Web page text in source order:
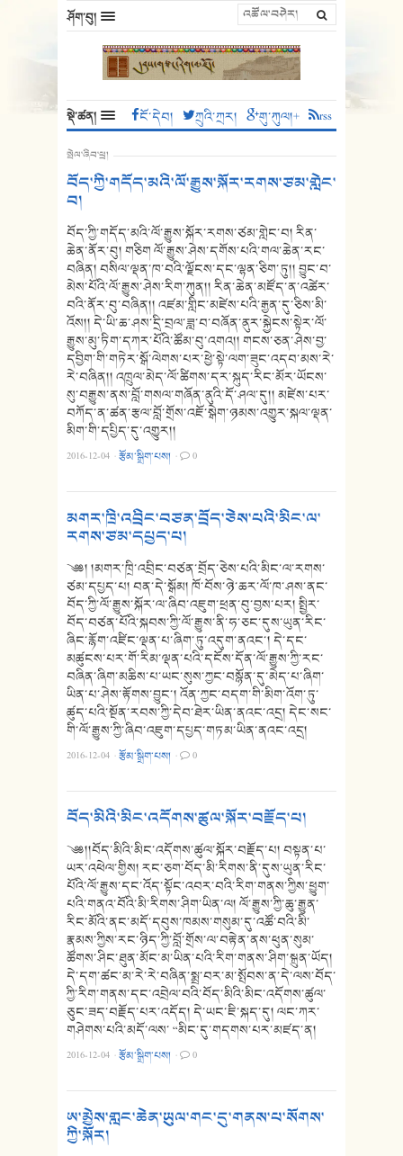
ཤོག་བུ།
སྡེ་ཚན། ངོ་དེབ། ཀྲུའི་ཀྲར། གུ་ཀུལ།+ rss
སྤེལ་ཞིབ་ཕྲ།
བོད་ཀྱི་གདོད་མའི་ལོ་རྒྱུས་སྐོར་རགས་ཙམ་གླེང་
བ།
བོད་ཀྱི་གདོད་མའི་ལོ་རྒྱུས་སྐོར་རགས་ཙམ་གླེང་བ། རིན་
ཆེན་ནོར་བུ། གཅིག ལོ་རྒྱུས་ཤེས་དགོས་པའི་གལ་ཆེན་རང་
བཞིན། བསིལ་ལྡན་ཁ་བའི་ལྗོངས་དང་ལྷན་ཅིག་ཏུ།། བྱུང་བ་
མེས་པོའི་ལོ་རྒྱུས་ཤེས་རིག་ཀུན།། རིན་ཆེན་མཛོད་ན་འཚེར་
བའི་ནོར་བུ་བཞིན།། འཛམ་གླིང་མཛེས་པའི་རྒྱན་དུ་ཅིས་མི་
འོས།། དེ་ཡི་ཆ་ཤས་དྲི་བྲལ་ཟླ་བ་བཞོན་ནུར་སྐྱེངས་སྟེར་ལོ་
རྒྱུས་མུ་ཏིག་དཀར་པོའི་ཚོམ་བུ་འགའ།། གངས་ཅན་ཤེས་བྱ་
དབྱིག་གི་གཏེར་སྒོ་ལེགས་པར་ཕྱེ་སྟེ་ལག་ཟུང་འདབ་མས་རེ་
རེ་བཞིན།། འཁྲུལ་མེད་ལོ་ཚིགས་དར་སྐུད་རིང་མོར་ཡོངས་
སུ་བརྒྱུས་ནས་བློ་གསལ་གཞོན་ནུའི་དོ་ཤལ་དུ།། མཛེས་པར་
བཀོད་ན་ཚན་རྩལ་བློ་གྲོས་འཇོ་སྒེག་ཉམས་འགྱུར་སྐལ་ལྡན་
མིག་གི་དཔྱིད་དུ་འགྱུར།།
2016-12-04 ·རྩོམ་སྒྲིག་པས། · 0
མགར་ཁྲི་འབྲིང་བཙན་བྲོད་ཅེས་པའི་མིང་ལ་
རགས་ཙམ་དཔྱད་པ།
༄༅། །མགར་ཁྲི་འབྲིང་བཙན་བྲོད་ཅེས་པའི་མིང་ལ་རགས་
ཙམ་དཔྱད་པ། བན་དེ་སྒོམ། ཁོ་བོས་ཉེ་ཆར་ལོ་ཁ་ཤས་ནང་
བོད་ཀྱི་ལོ་རྒྱུས་སྐོར་ལ་ཞིབ་འཇུག་ཕྲན་བུ་བྱས་པར། སྤྱིར་
བོད་བཙན་པོའི་སྐབས་ཀྱི་ལོ་རྒྱུས་ནི་ཧ་ཅང་དུས་ཡུན་རིང་
ཞིང་རྙོག་འཛིང་ལྡན་པ་ཞིག་ཏུ་འདུག་ནའང་། དེ་དང་
མཚུངས་པར་གོ་རིམ་ལྡན་པའི་དངོས་དོན་ལོ་རྒྱུས་ཀྱི་རང་
བཞིན་ཞིག་མཆིས་པ་ཡང་སུས་ཀྱང་བསྙོན་དུ་མེད་པ་ཞིག་
ཡིན་པ་ཤེས་རྟོགས་བྱུང་། འོན་ཀྱང་བདག་གི་མིག་འོག་ཏུ་
ཚུད་པའི་སྔོན་རབས་ཀྱི་དེབ་ཐེར་ཡིན་ནའང་འདྲ། དེང་སང་
གི་ལོ་རྒྱུས་ཀྱི་ཞིབ་འཇུག་དཔྱད་གཏམ་ཡིན་ནའང་འདྲ།
2016-12-04 ·རྩོམ་སྒྲིག་པས། · 0
བོད་མིའི་མིང་འདོགས་ཚུལ་སྐོར་བརྗོད་པ།
༄༅།།བོད་མིའི་མིང་འདོགས་ཚུལ་སྐོར་བརྗོད་པ། བསྟན་པ་
ཡར་འཕེལ་གྱིས། རང་ཅག་བོད་མི་རིགས་ནི་དུས་ཡུན་རིང་
པོའི་ལོ་རྒྱུས་དང་འོད་སྟོང་འབར་བའི་རིག་གནས་ཀྱིས་ཕྱུག་
པའི་གནའ་བོའི་མི་རིགས་ཤིག་ཡིན་ལ། ལོ་རྒྱུས་ཀྱི་ཆུ་རྒྱུན་
རིང་མོའི་ནང་མདོ་དབུས་ཁམས་གསུམ་དུ་འཚོ་བའི་མི་
རྣམས་ཀྱིས་རང་ཉིད་ཀྱི་བློ་གྲོས་ལ་བརྟེན་ནས་ཕུན་སུམ་
ཚོགས་ཤིང་ཐུན་མོང་མ་ཡིན་པའི་རིག་གནས་ཤིག་སྐྲུན་ཡོད།
དེ་དག་ཚང་མ་རེ་རེ་བཞིན་སྨྲ་བར་མ་སྤོབས་ན་དེ་ལས་བོད་
ཀྱི་རིག་གནས་དང་འབྲེལ་བའི་བོད་མིའི་མིང་འདོགས་ཚུལ་
ཅུང་ཟད་བརྗོད་པར་འདོད། དེ་ཡང་ཇི་སྐད་དུ། ལང་ཀར་
གཤེགས་པའི་མདོ་ལས་ “མིང་དུ་གདགས་པར་མཛད་ན།
2016-12-04 ·རྩོམ་སྒྲིག་པས། · 0
ཨ་མྱེས་གླང་ཆེན་ཡུལ་གང་དུ་གནས་པ་སོགས་
ཀྱི་སྐོར།